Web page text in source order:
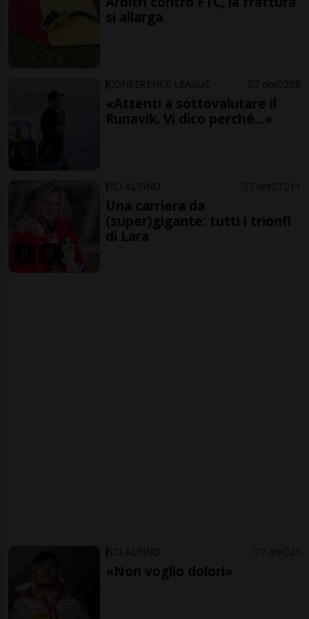
si allarga
CONFERENCE LEAGUE 7 ore 2 8
«Attenti a sottovalutare il
Runavik. Vi dico perché...»
SCI ALPINO 7 ore 1 11
Una carriera da
(super)gigante: tutti i trionfi
di Lara
SCI ALPINO 7 ore 21
«Non voglio dolori»